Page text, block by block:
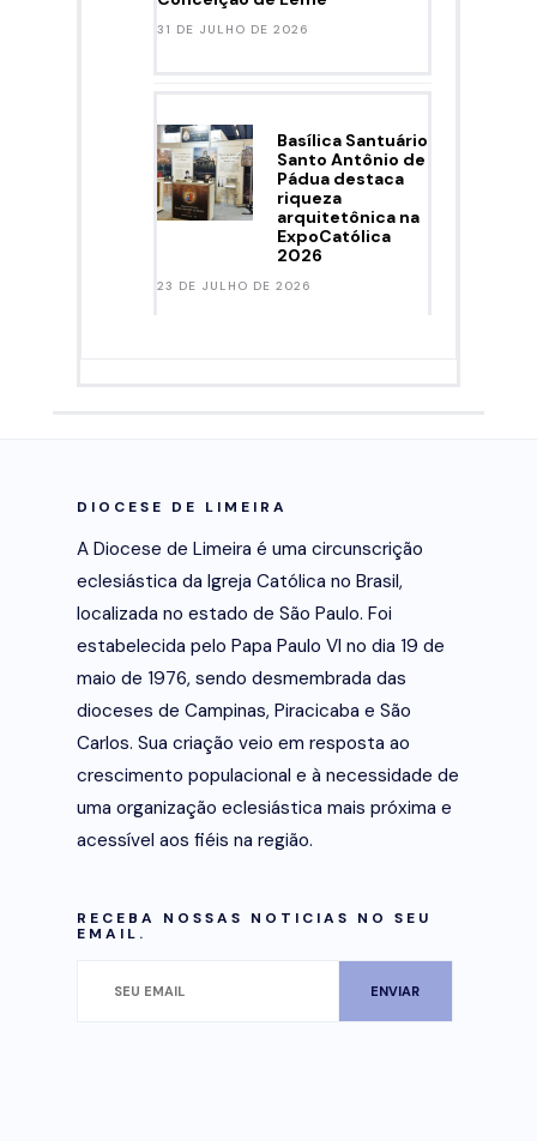
31 DE JULHO DE 2026
Basílica Santuário
Santo Antônio de
Pádua destaca
riqueza
arquitetônica na
ExpoCatólica
2026
23 DE JULHO DE 2026
DIOCESE DE LIMEIRA
A Diocese de Limeira é uma circunscrição
eclesiástica da Igreja Católica no Brasil,
localizada no estado de São Paulo. Foi
estabelecida pelo Papa Paulo VI no dia 19 de
maio de 1976, sendo desmembrada das
dioceses de Campinas, Piracicaba e São
Carlos. Sua criação veio em resposta ao
crescimento populacional e à necessidade de
uma organização eclesiástica mais próxima e
acessível aos fiéis na região.
RECEBA NOSSAS NOTICIAS NO SEU
EMAIL.